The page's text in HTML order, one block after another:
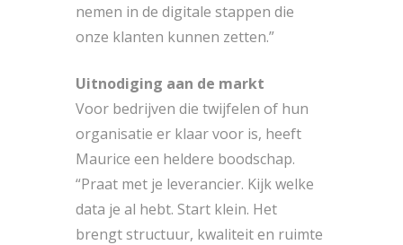
nemen in de digitale stappen die
onze klanten kunnen zetten.”
Uitnodiging aan de markt
Voor bedrijven die twijfelen of hun
organisatie er klaar voor is, heeft
Maurice een heldere boodschap.
“Praat met je leverancier. Kijk welke
data je al hebt. Start klein. Het
brengt structuur, kwaliteit en ruimte